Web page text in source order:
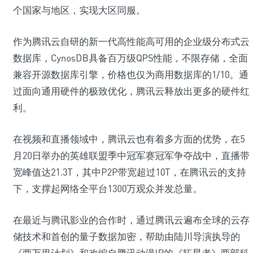
个国家与地区，实现大区同服。
作为腾讯云自研的新一代高性能高可用的企业级分布式云
数据库，CynosDB具备百万级QPS性能，不限存储，全面
兼容开源数据库引擎，价格也仅为商用数据库的1/10。通
过面向通用硬件的极致优化，腾讯云释放出更多的硬件红
利。
在视频和直播领域中，腾讯云也有着多方面的优势，在5
月20日举办的英雄联盟季中冠军赛冠军争夺战中，直播带
宽峰值达21.3T，其中P2P带宽超过10T，在腾讯云的支持
下，支撑起网络全平台1300万观众并发总量。
在最近与腾讯影业的合作时，通过腾讯云遍布全球的云存
储技术和首创的量子数据加密，帮助由陆川导演执导的